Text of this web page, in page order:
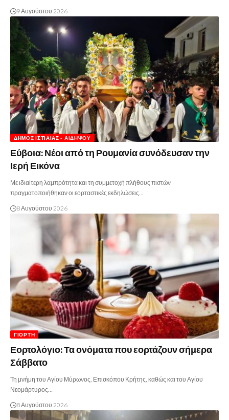
9 Αυγούστου 2026
ΔΉΜΟΣ ΙΣΤΙΑΊΑΣ - ΑΙΔΗΨΟΎ
Εύβοια: Νέοι από τη Ρουμανία συνόδευσαν την
Ιερή Εικόνα
Με ιδιαίτερη λαμπρότητα και τη συμμετοχή πλήθους πιστών
πραγματοποιήθηκαν οι εορταστικές εκδηλώσεις…
8 Αυγούστου 2026
ΓΙΟΡΤΉ
Εορτολόγιο: Τα ονόματα που εορτάζουν σήμερα
Σάββατο
Τη μνήμη του Αγίου Μύρωνος, Επισκόπου Κρήτης, καθώς και του Αγίου
Νεομάρτυρος…
8 Αυγούστου 2026